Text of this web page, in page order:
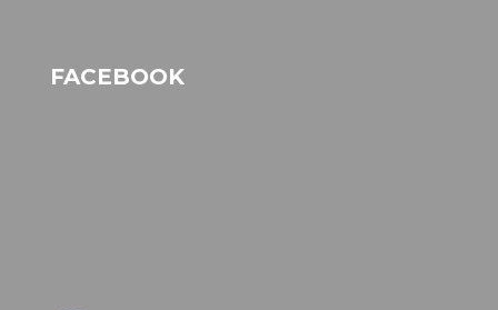
FACEBOOK